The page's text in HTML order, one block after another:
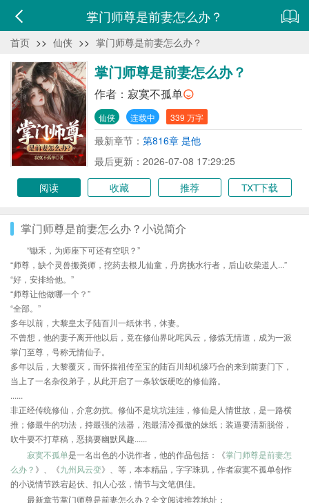
掌门师尊是前妻怎么办？
首页 >> 仙侠 >> 掌门师尊是前妻怎么办？
掌门师尊是前妻怎么办？
作者： 寂寞不孤单
仙侠 连载中 339 万字
最新章节： 第816章 是他
最后更新：2026-07-08 17:29:25
阅读
收藏 推荐 TXT下载
掌门师尊是前妻怎么办？小说简介
“锄禾，为师座下可还有空职？”
“师尊，缺个灵兽搬粪师，挖药去根儿仙童，丹房挑水行者，后山砍柴道人...”
“好，安排给他。”
“师尊让他做哪一个？”
“全部。”
多年以前，大黎皇太子陆百川一纸休书，休妻。
不曾想，他的妻子离开他以后，竟在修仙界叱咤风云，修炼无情道，成为一派
掌门至尊，号称无情仙子。
多年以后，大黎覆灭，而怀揣祖传至宝的陆百川却机缘巧合的来到前妻门下，
当上了一名杂役弟子，从此开启了一条软饭硬吃的修仙路。
......
非正经传统修仙，介意勿扰。修仙不是坑坑洼洼，修仙是人情世故，是一路横
推；修最牛的功法，持最强的法器，泡最清冷孤傲的妹纸；装逼要清新脱俗，
吹牛要不打草稿，恶搞要幽默风趣......
寂寞不孤单是一名出色的小说作者，他的作品包括：《掌门师尊是前妻怎
么办？ 》、《九州风云变》、等，本本精品，字字珠玑，作者寂寞不孤单创作
的小说情节跌宕起伏、扣人心弦，情节与文笔俱佳。
最新章节掌门师尊是前妻怎么办？全文阅读推荐地址：